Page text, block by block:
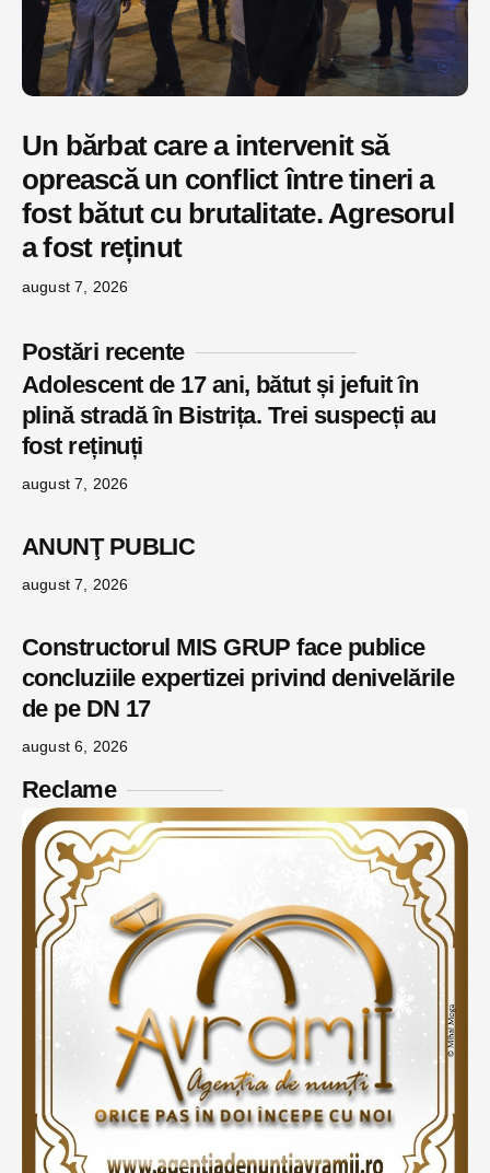
Un bărbat care a intervenit să
oprească un conflict între tineri a
fost bătut cu brutalitate. Agresorul
a fost reținut
august 7, 2026
Postări recente
Adolescent de 17 ani, bătut și jefuit în
plină stradă în Bistrița. Trei suspecți au
fost reținuți
august 7, 2026
ANUNŢ PUBLIC
august 7, 2026
Constructorul MIS GRUP face publice
concluziile expertizei privind denivelările
de pe DN 17
august 6, 2026
Reclame